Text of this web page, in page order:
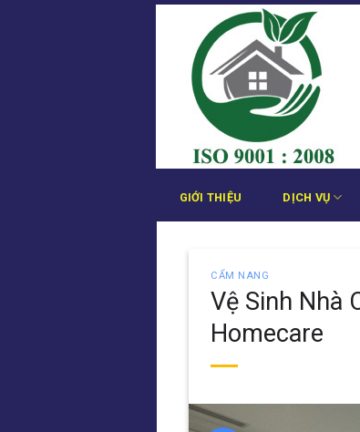
Bỏ
GIỚI THIỆU DỊCH VỤ
CẨM NANG
Vệ Sinh Nhà
Homecare